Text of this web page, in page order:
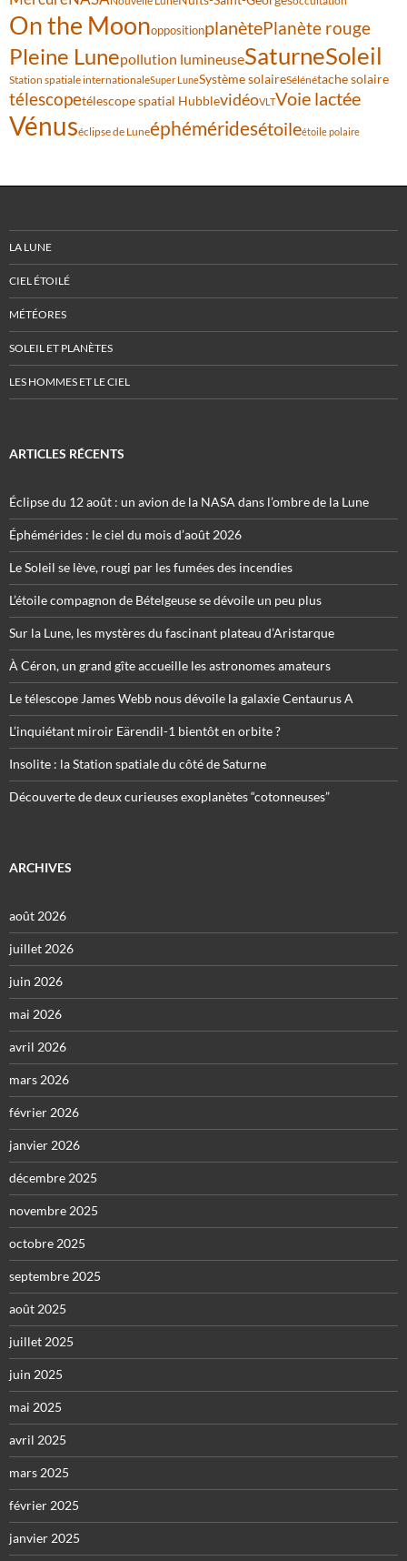
On the MoonoppositionplanètePlanète rouge
Pleine Lunepollution lumineuseSaturneSoleil
Station spatiale internationaleSuper LuneSystème solaireSélénétache solaire
télescopetélescope spatial HubblevidéoVLTVoie lactée
Vénuséclipse de Luneéphéméridesétoileétoile polaire
LA LUNE
CIEL ÉTOILÉ
MÉTÉORES
SOLEIL ET PLANÈTES
LES HOMMES ET LE CIEL
ARTICLES RÉCENTS
Éclipse du 12 août : un avion de la NASA dans l’ombre de la Lune
Éphémérides : le ciel du mois d’août 2026
Le Soleil se lève, rougi par les fumées des incendies
L’étoile compagnon de Bételgeuse se dévoile un peu plus
Sur la Lune, les mystères du fascinant plateau d’Aristarque
À Céron, un grand gîte accueille les astronomes amateurs
Le télescope James Webb nous dévoile la galaxie Centaurus A
L’inquiétant miroir Eärendil-1 bientôt en orbite ?
Insolite : la Station spatiale du côté de Saturne
Découverte de deux curieuses exoplanètes “cotonneuses”
ARCHIVES
août 2026
juillet 2026
juin 2026
mai 2026
avril 2026
mars 2026
février 2026
janvier 2026
décembre 2025
novembre 2025
octobre 2025
septembre 2025
août 2025
juillet 2025
juin 2025
mai 2025
avril 2025
mars 2025
février 2025
janvier 2025